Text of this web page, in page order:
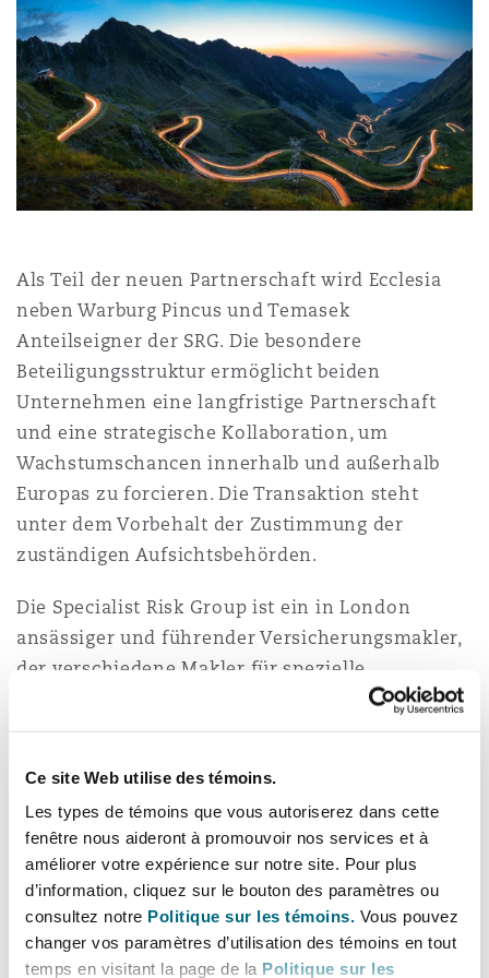
Ce site Web utilise des témoins.
Les types de témoins que vous autoriserez dans cette
fenêtre nous aideront à promouvoir nos services et à
améliorer votre expérience sur notre site. Pour plus
d’information, cliquez sur le bouton des paramètres ou
consultez notre Politique sur les témoins. Vous pouvez
changer vos paramètres d’utilisation des témoins en tout
temps en visitant la page de la Politique sur les
Entretien, réparation et
Droit aérien commercial
Satellites et espace
Couverture d’assurance
Droit maritime
Risques politiques et crédit
produits
Assurance biens
Réassurance
Assurance spécialisée
Bator
Jersey
York
County
Francisco
(D. C.)
The St Botolph Building
2 New Bailey
Als Teil der neuen Partnerschaft wird Ecclesia
neben Warburg Pincus und Temasek
Anteilseigner der SRG. Die besondere
Beteiligungsstruktur ermöglicht beiden
Unternehmen eine langfristige Partnerschaft
und eine strategische Kollaboration, um
Wachstumschancen innerhalb und außerhalb
Europas zu forcieren. Die Transaktion steht
unter dem Vorbehalt der Zustimmung der
zuständigen Aufsichtsbehörden.
Die Specialist Risk Group ist ein in London
ansässiger und führender Versicherungsmakler,
der verschiedene Makler für spezielle
Kundenrisiken unter ihrem Dach bündelt. Seit
ihrer Gründung im Jahr 2020 hat die SRG ein
Milliarde Pfund an Prämien auf dem globalen
Versicherungsmarkt platziert. Im Jahr 2024 hat
SRG zwölf Unternehmen akquiriert, Aktivitäten
in Asien erfolgreich initiiert und Warburg Pincus
und Temasek als Mehrheitsaktionäre gewonnen.
Ecclesia wurde von einem Clyde & Co-Team